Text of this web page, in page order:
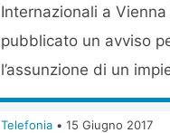
Internazionali a Vienna
pubblicato un avviso
l’assunzione di un
Telefonia • 15 Giugno 2017